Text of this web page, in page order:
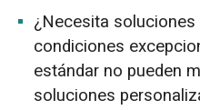
¿Necesita soluciones
condiciones
estándar no pueden
soluciones